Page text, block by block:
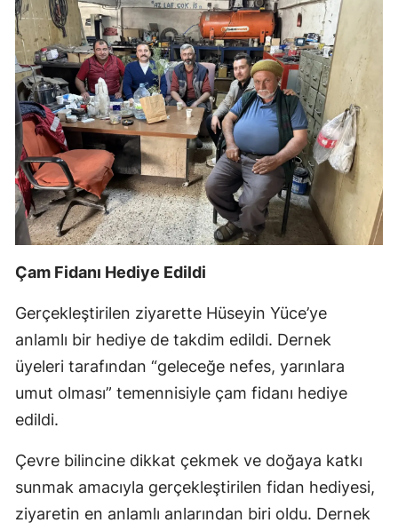
Çam Fidanı Hediye Edildi
Gerçekleştirilen ziyarette Hüseyin Yüce’ye
anlamlı bir hediye de takdim edildi. Dernek
üyeleri tarafından “geleceğe nefes, yarınlara
umut olması” temennisiyle çam fidanı hediye
edildi.
Çevre bilincine dikkat çekmek ve doğaya katkı
sunmak amacıyla gerçekleştirilen fidan hediyesi,
ziyaretin en anlamlı anlarından biri oldu. Dernek